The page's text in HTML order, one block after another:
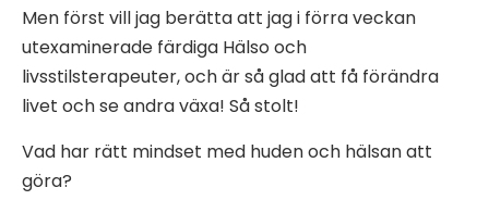
Men först vill jag berätta att jag i förra veckan
utexaminerade färdiga Hälso och
livsstilsterapeuter, och är så glad att få förändra
livet och se andra växa! Så stolt!
Vad har rätt mindset med huden och hälsan att
göra?